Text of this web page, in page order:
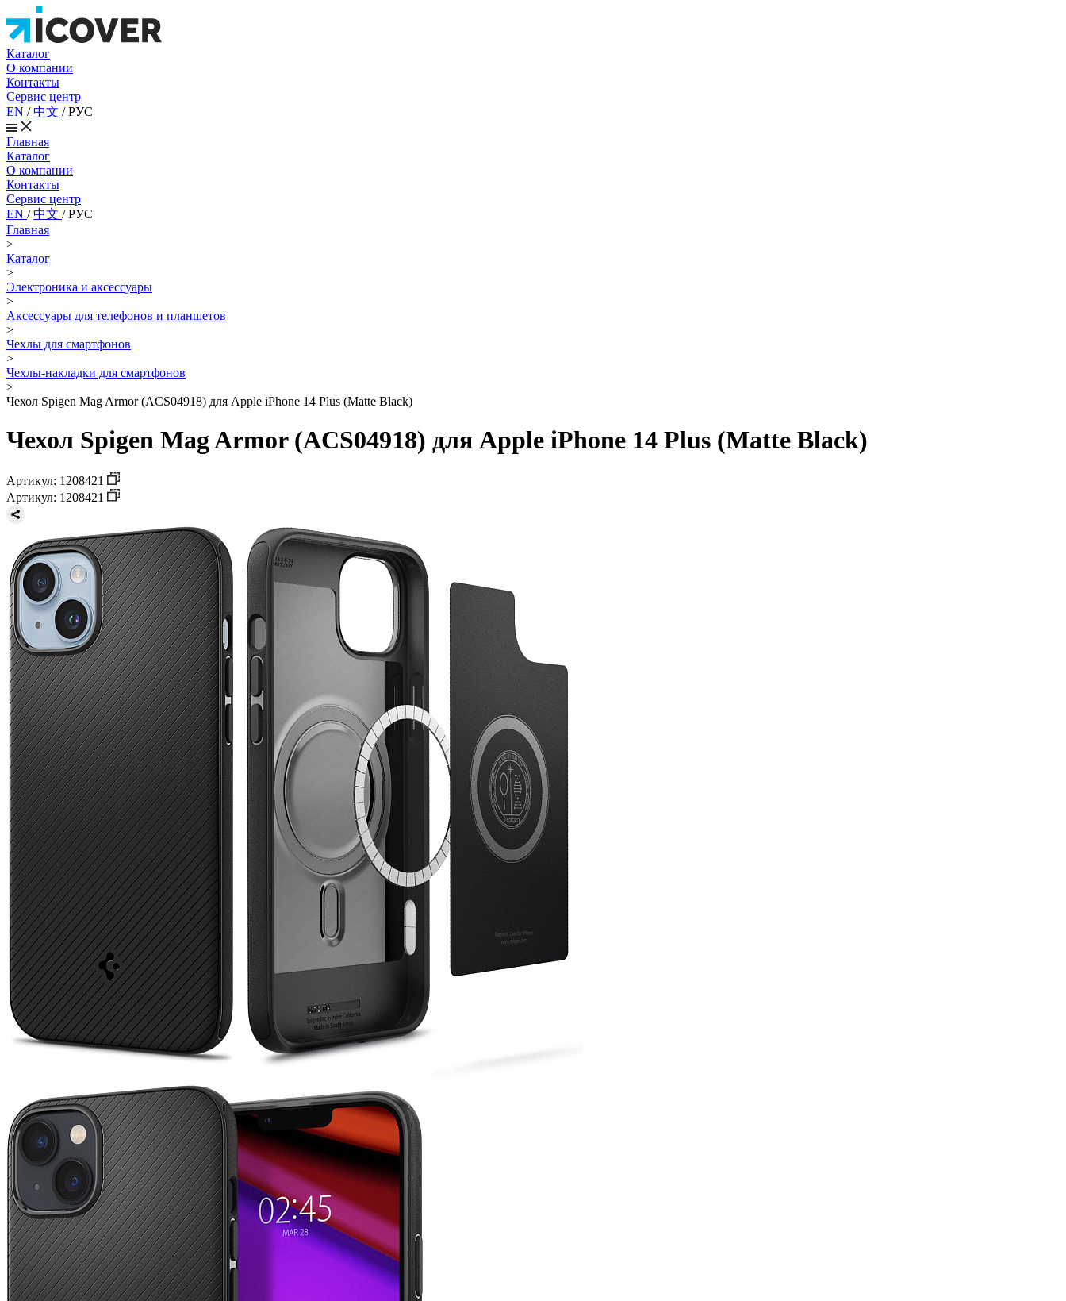
Каталог
О компании
Контакты
Сервис центр
EN /中文 /РУС
Главная
Каталог
О компании
Контакты
Сервис центр
EN /中文 /РУС
Главная
>
Каталог
>
Электроника и аксессуары
>
Аксессуары для телефонов и планшетов
>
Чехлы для смартфонов
>
Чехлы-накладки для смартфонов
>
Чехол Spigen Mag Armor (ACS04918) для Apple iPhone 14 Plus (Matte Black)
Чехол Spigen Mag Armor (ACS04918) для Apple iPhone 14 Plus (Matte Black)
Артикул: 1208421
Артикул: 1208421